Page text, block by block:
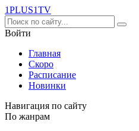
1PLUS1TV
Войти
Главная
Скоро
Расписание
Новинки
Навигация по сайту
По жанрам